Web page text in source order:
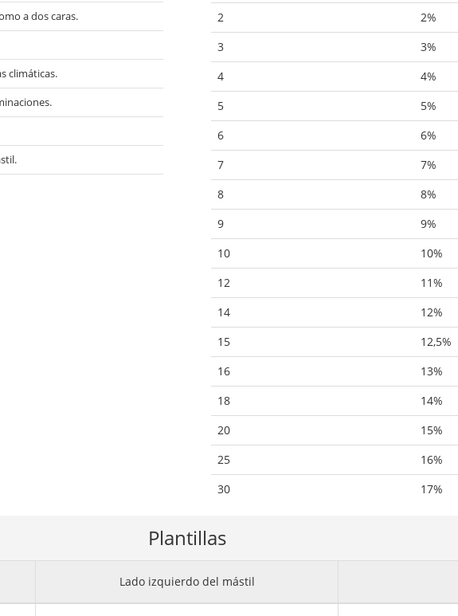
a dos caras.
climáticas.
2
2%
3
3%
4
4%
5
5%
6
6%
7
7%
8
8%
9
9%
10
10%
12
11%
14
12%
15
12,5%
16
13%
18
14%
20
15%
25
16%
30
17%
Plantillas
Lado izquierdo del mástil